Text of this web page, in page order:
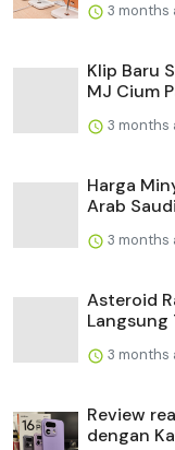
3 months
Klip Baru
MJ Cium
3 months
Harga
Arab
3 months
Asteroid
Langsung
3 months
Review
dengan